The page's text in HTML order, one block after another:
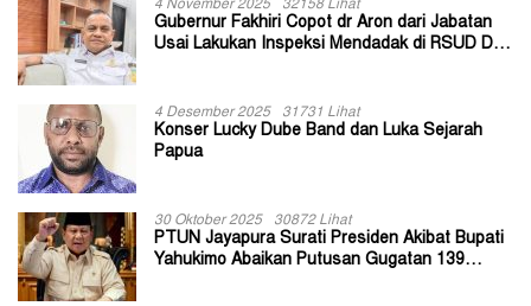
4 November 2025 32158 Lihat
Gubernur Fakhiri Copot dr Aron dari Jabatan
Usai Lakukan Inspeksi Mendadak di RSUD Dok
4 Desember 2025 31731 Lihat
Konser Lucky Dube Band dan Luka Sejarah
Papua
30 Oktober 2025 30872 Lihat
PTUN Jayapura Surati Presiden Akibat Bupati
Yahukimo Abaikan Putusan Gugatan 139